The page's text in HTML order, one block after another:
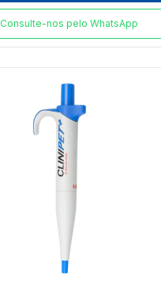
Consulte-nos pelo WhatsApp